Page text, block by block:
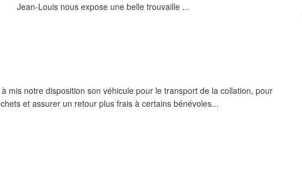
Jean-Louis nous expose une belle trouvaille ...
mis notre disposition son véhicule pour le transport de la collation, pour
et assurer un retour plus frais à certains bénévoles...